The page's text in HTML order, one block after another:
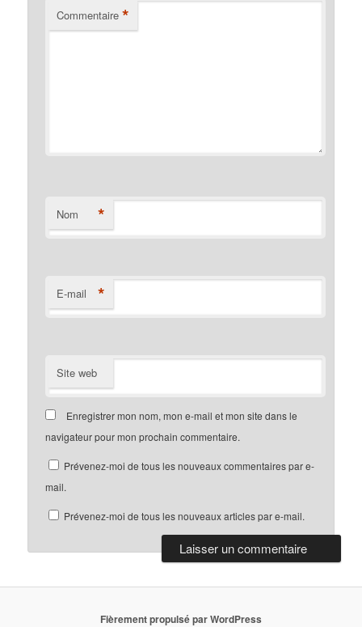
Commentaire *
Nom *
E-mail *
Site web
Enregistrer mon nom, mon e-mail et mon site dans le
navigateur pour mon prochain commentaire.
Prévenez-moi de tous les nouveaux commentaires par e-
mail.
Prévenez-moi de tous les nouveaux articles par e-mail.
Fièrement propulsé par WordPress